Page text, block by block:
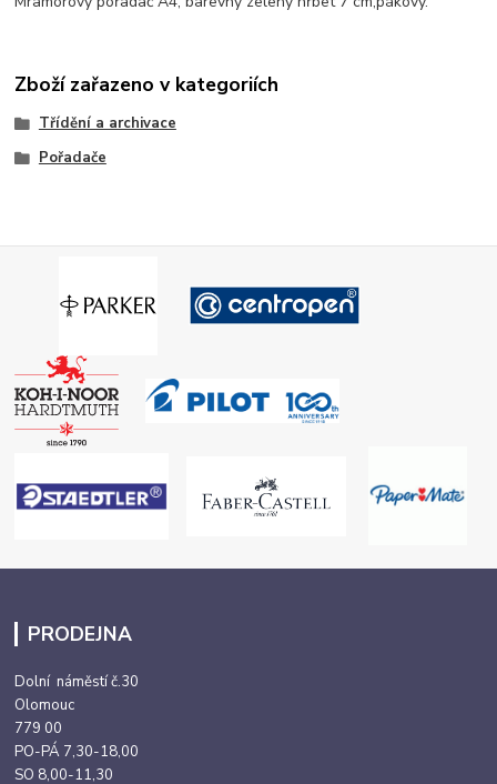
Zboží zařazeno v kategoriích
Třídění a archivace
Pořadače
PRODEJNA
Dolní náměstí č.30
Olomouc
779 00
PO-PÁ 7,30-18,00
SO 8,00-11,30